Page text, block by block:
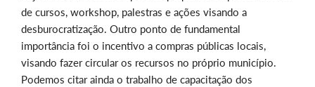
de cursos, workshop, palestras e ações visando a
desburocratização. Outro ponto de fundamental
importância foi o incentivo a compras públicas locais,
visando fazer circular os recursos no próprio município.
Podemos citar ainda o trabalho de capacitação dos